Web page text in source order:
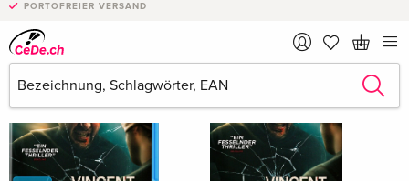
PORTOFREIER VERSANDAlle 53 Treffer anzeigen